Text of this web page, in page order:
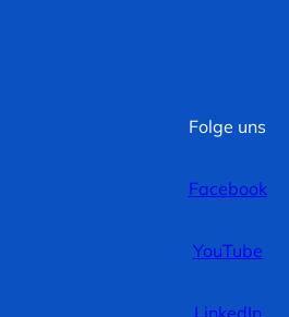
Folge uns
Facebook
YouTube